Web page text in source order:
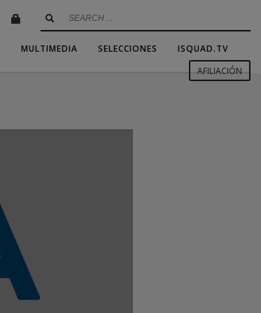
MULTIMEDIA SELECCIONES
ISQUAD.TV
AFILIACIÓN